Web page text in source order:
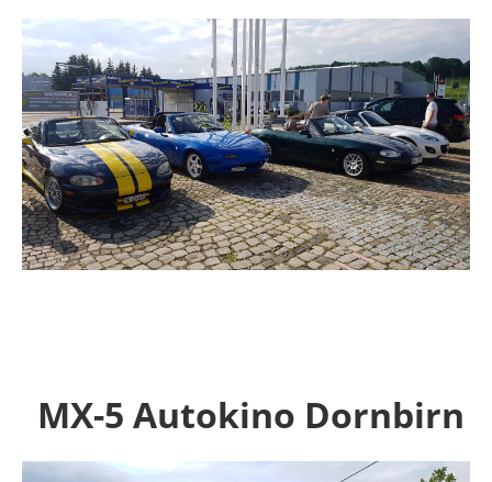
MX-5 Autokino Dornbirn